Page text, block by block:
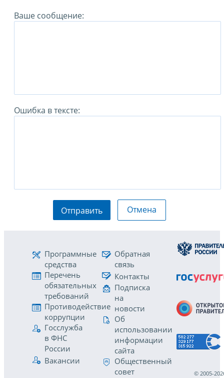
Ваше сообщение:
Ошибка в тексте:
Отправить Отмена
Программные
средства
Перечень
обязательных
требований
Противодействие
коррупции
Госслужба
в ФНС
России
Вакансии
Обратная
связь
Контакты
Подписка
на
новости
Об
использовании
информации
сайта
Общественный
совет
© 2005-